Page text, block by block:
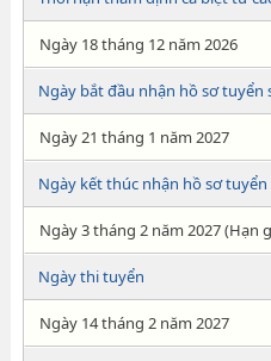
Ngày 18 tháng 12 năm 2026
Ngày bắt đầu nhận hồ sơ tuyển
Ngày 21 tháng 1 năm 2027
Ngày kết thúc nhận hồ sơ tuyển
Ngày 3 tháng 2 năm 2027
Ngày thi tuyển
Ngày 14 tháng 2 năm 2027